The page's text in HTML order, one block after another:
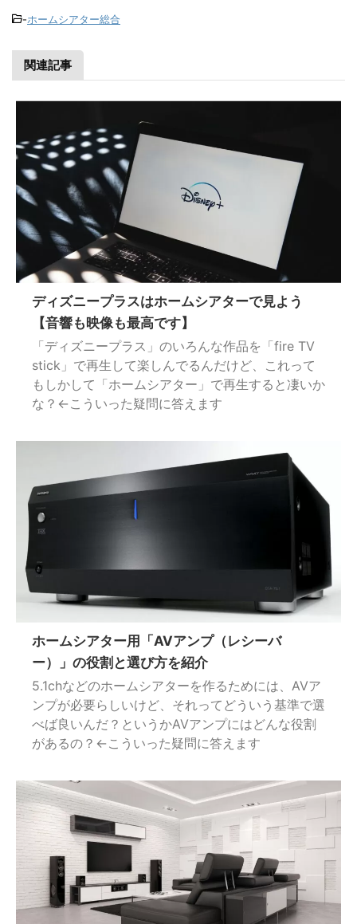
-ホームシアター総合
関連記事
ディズニープラスはホームシアターで見よう
【音響も映像も最高です】
「ディズニープラス」のいろんな作品を「fire TV
stick」で再生して楽しんでるんだけど、これって
もしかして「ホームシアター」で再生すると凄いか
な？←こういった疑問に答えます
ホームシアター用「AVアンプ（レシーバ
ー）」の役割と選び方を紹介
5.1chなどのホームシアターを作るためには、AVア
ンプが必要らしいけど、それってどういう基準で選
べば良いんだ？というかAVアンプにはどんな役割
があるの？←こういった疑問に答えます